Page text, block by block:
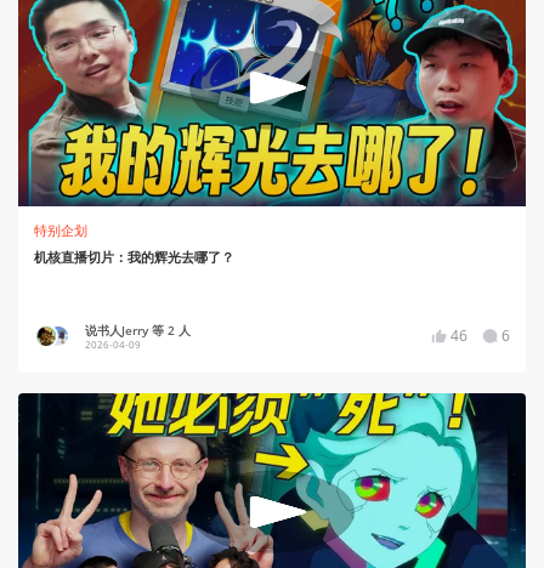
特别企划
机核直播切片：我的辉光去哪了？
说书人Jerry 等 2 人
2026-04-09 46 6